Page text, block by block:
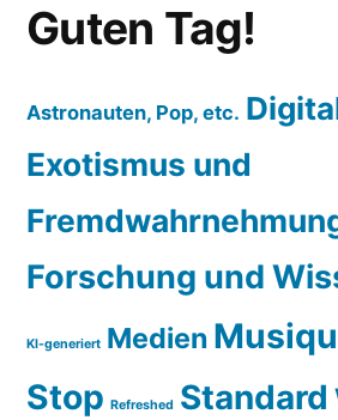
Guten Tag!
Astronauten, Pop, etc.
Exotismus und
Forschung und
KI-generiert Medien
Stop Refreshed Standard